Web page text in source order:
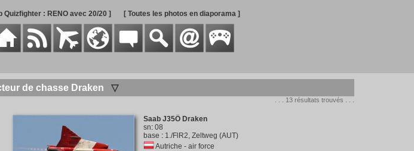
Quizfighter : RENO avec 20/20 ] [ Toutes les photos en diaporama ]
de chasse Draken ▽
. . . 13 résultats trouvés . . .
Saab J35Ö Draken
sn: 08
base : 1./FlR2, Zeltweg (AUT)
Autriche - air force